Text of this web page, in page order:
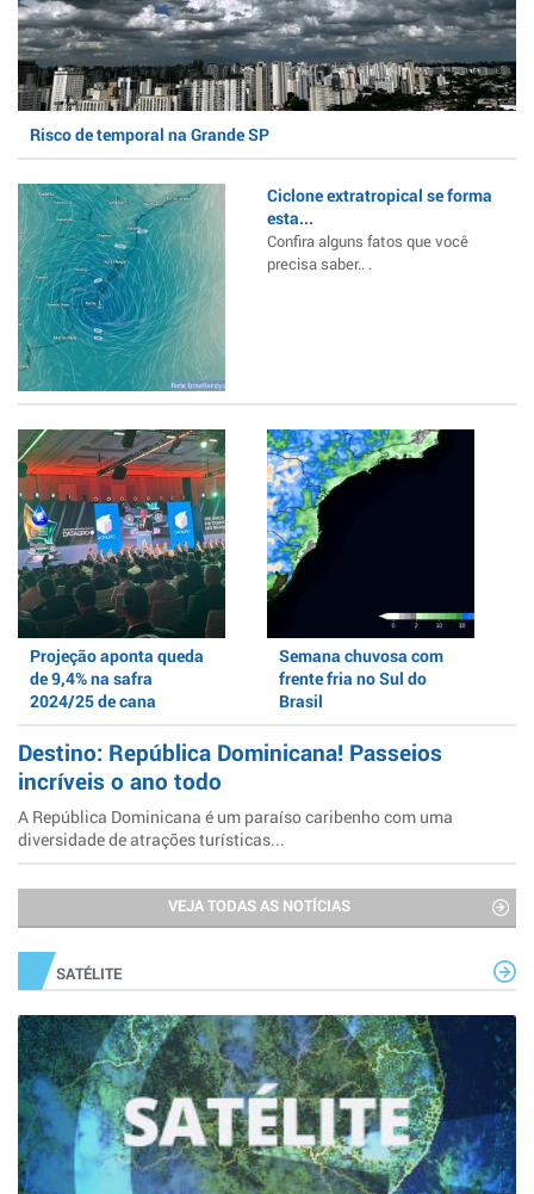
Risco de temporal na Grande SP
Ciclone extratropical se forma
esta...
Confira alguns fatos que você
precisa saber.. .
Projeção aponta queda
de 9,4% na safra
2024/25 de cana
Semana chuvosa com
frente fria no Sul do
Brasil
Destino: República Dominicana! Passeios
incríveis o ano todo
A República Dominicana é um paraíso caribenho com uma
diversidade de atrações turísticas...
VEJA TODAS AS NOTÍCIAS
SATÉLITE